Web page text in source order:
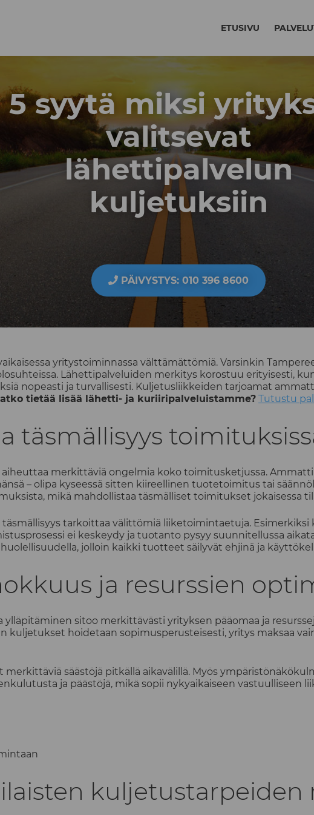
ETUSIVU
5 syytä miksi
valitsevat
lähettipalvelun
kuljetuksiin
PÄIVYSTYS: 010 396 8600
yritystoiminnassa välttämättömiä. Varsinkin
Lähettipalveluiden merkitys korostuu erityisesti,
nopeasti ja turvallisesti. Kuljetusliikkeiden tarjoamat
tietää lisää lähetti- ja kuriiripalveluistamme? Tutustu
täsmällisyys
aiheuttaa merkittäviä ongelmia koko toimitusketjussa.
– olipa kyseessä sitten kiireellinen tuotetoimitus tai
mikä mahdollistaa täsmälliset toimitukset jokaisessa
tarkoittaa välittömiä liiketoimintaetuja.
ei keskeydy ja tuotanto pysyy suunnitellussa
jolloin kaikki tuotteet säilyvät ehjinä ja
ja resurssien
sitoo merkittävästi yrityksen pääomaa ja
kuljetukset hoidetaan sopimusperusteisesti, yritys maksaa
säästöjä pitkällä aikavälillä. Myös
ja päästöjä, mikä sopii nykyaikaiseen vastuulliseen
kuljetustarpeiden